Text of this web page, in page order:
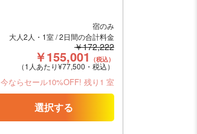
宿のみ
大人2人・1室 / 2日間の合計料金
￥172,222
￥155,001 （税込）
（1人あたり¥77,500・税込）
今ならセール10%OFF! 残り1 室
選択する